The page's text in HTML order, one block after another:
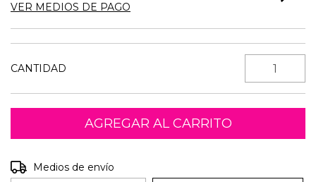
VER MEDIOS DE PAGO
CANTIDAD
Entregas para el CP:
Medios de envío